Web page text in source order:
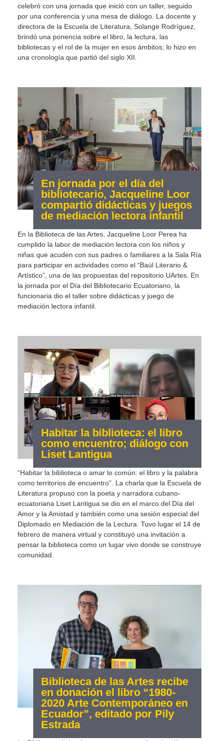
celebró con una jornada que inició con un taller, seguido
por una conferencia y una mesa de diálogo. La docente y
directora de la Escuela de Literatura, Solange Rodríguez,
brindó una ponencia sobre el libro, la lectura, las
bibliotecas y el rol de la mujer en esos ámbitos; lo hizo en
una cronología que partió del siglo XII.
En jornada por el día del
bibliotecario, Jacqueline Loor
compartió didácticas y juegos
de mediación lectora infantil
En la Biblioteca de las Artes, Jacqueline Loor Perea ha
cumplido la labor de mediación lectora con los niños y
niñas que acuden con sus padres o familiares a la Sala Ría
para participar en actividades como el “Baúl Literario &
Artístico”, una de las propuestas del repositorio UArtes. En
la jornada por el Día del Bibliotecario Ecuatoriano, la
funcionaria dio el taller sobre didácticas y juego de
mediación lectora infantil.
Habitar la biblioteca: el libro
como encuentro; diálogo con
Liset Lantigua
“Habitar la biblioteca o amar lo común: el libro y la palabra
como territorios de encuentro”. La charla que la Escuela de
Literatura propuso con la poeta y narradora cubano-
ecuatoriana Liset Lantigua se dio en el marco del Día del
Amor y la Amistad y también como una sesión especial del
Diplomado en Mediación de la Lectura. Tuvo lugar el 14 de
febrero de manera virtual y constituyó una invitación a
pensar la biblioteca como un lugar vivo donde se construye
comunidad.
Biblioteca de las Artes recibe
en donación el libro “1980-
2020 Arte Contemporáneo en
Ecuador”, editado por Pily
Estrada